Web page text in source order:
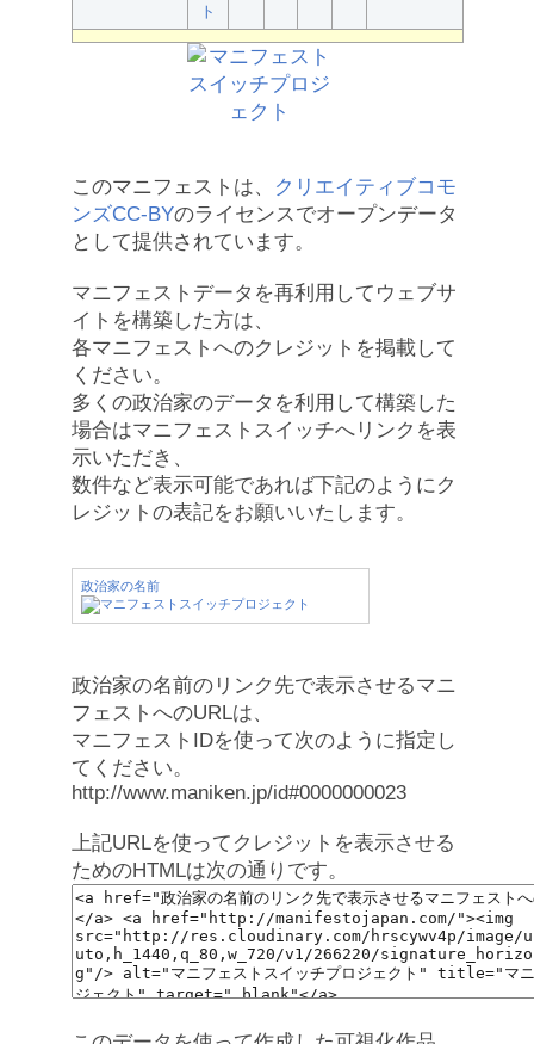
ト
このマニフェストは、
クリエイティブコモ
ンズCC-BYのライセンスでオープンデータ
として提供されています。
マニフェストデータを再利用してウェブサ
イトを構築した方は、
各マニフェストへのクレジットを掲載して
ください。
多くの政治家のデータを利用して構築した
場合はマニフェストスイッチへリンクを表
示いただき、
数件など表示可能であれば下記のようにク
レジットの表記をお願いいたします。
政治家の名前
政治家の名前のリンク先で表示させるマニ
フェストへのURLは、
マニフェストIDを使って次のように指定し
てください。
http://www.maniken.jp/id#0000000023
上記URLを使ってクレジットを表示させる
ためのHTMLは次の通りです。